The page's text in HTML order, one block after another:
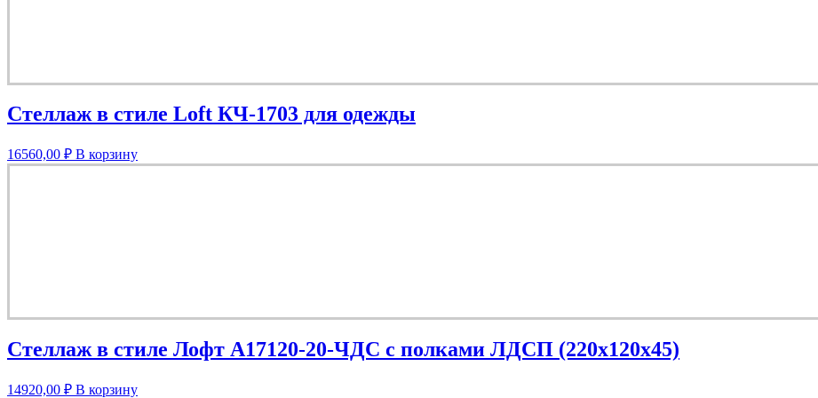
Стеллаж в стиле Loft КЧ-1703 для одежды
16560,00 ₽ В корзину
Стеллаж в стиле Лофт A17120-20-ЧДС с полками ЛДСП (220х120х45)
14920,00 ₽ В корзину